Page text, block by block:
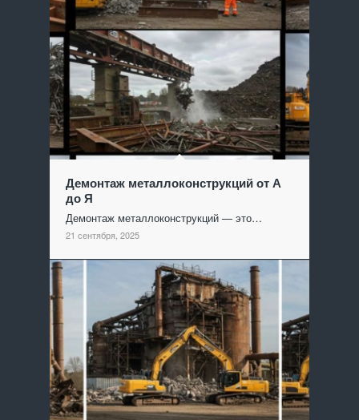
Демонтаж металлоконструкций от А
до Я
Демонтаж металлоконструкций — это…
21 сентября, 2025